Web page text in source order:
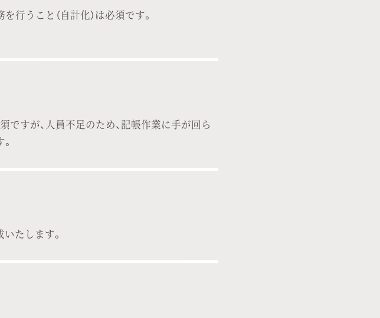
行うこと（自計化）は必須です。
すが、人員不足のため、記帳作業に手が回ら
たします。